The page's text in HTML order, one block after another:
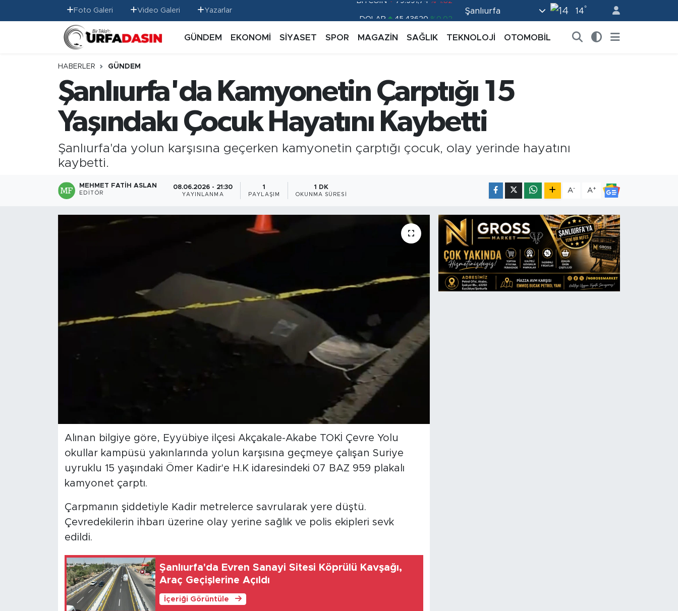
Foto Galeri Video Galeri Yazarlar
BİST100 %0
BITCOIN 79.591,74 %-1.82
Şanlıurfa 14°
GÜNDEM EKONOMİ SİYASET SPOR MAGAZİN SAĞLIK TEKNOLOJİ OTOMOBİL
HABERLER GÜNDEM
Şanlıurfa'da Kamyonetin Çarptığı 15
Yaşındakı Çocuk Hayatını Kaybetti
Şanlıurfa'da yolun karşısına geçerken kamyonetin çarptığı çocuk, olay yerinde hayatını
kaybetti.
MEHMET FATIH ASLAN
EDITÖR
08.06.2026 - 21:30
YAYINLANMA
1
PAYLAŞIM
1 DK
OKUNMA SÜRESI
A- A+
Alınan bilgiye göre, Eyyübiye ilçesi Akçakale-Akabe TOKİ Çevre Yolu
okullar kampüsü yakınlarında yolun karşısına geçmeye çalışan Suriye
uyruklu 15 yaşındaki Ömer Kadir'e H.K idaresindeki 07 BAZ 959 plakalı
kamyonet çarptı.
Çarpmanın şiddetiyle Kadir metrelerce savrularak yere düştü.
Çevredekilerin ihbarı üzerine olay yerine sağlık ve polis ekipleri sevk
edildi.
Şanlıurfa'da Evren Sanayi Sitesi Köprülü Kavşağı,
Araç Geçişlerine Açıldı
İçeriği Görüntüle
GÜNDEM
EKONOMİ
SİYASET
SAĞLIK
TEKNOLOJİ
Gizlilik ve Güvenlik Politikası
İletişim
Nöbetçi Eczaneler
Hava Durumu
Namaz Vakitleri
Trafik Durumu
Tüm Manşetler
Son Dakika Haberleri